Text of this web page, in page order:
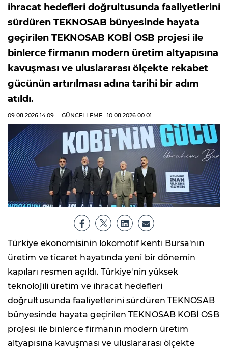
ihracat hedefleri doğrultusunda faaliyetlerini
sürdüren TEKNOSAB bünyesinde hayata
geçirilen TEKNOSAB KOBİ OSB projesi ile
binlerce firmanın modern üretim altyapısına
kavuşması ve uluslararası ölçekte rekabet
gücünün artırılması adına tarihi bir adım
atıldı.
09.08.2026 14:09 GÜNCELLEME : 10.08.2026 00:01
Türkiye ekonomisinin lokomotif kenti Bursa'nın
üretim ve ticaret hayatında yeni bir dönemin
kapıları resmen açıldı. Türkiye'nin yüksek
teknolojili üretim ve ihracat hedefleri
doğrultusunda faaliyetlerini sürdüren TEKNOSAB
bünyesinde hayata geçirilen TEKNOSAB KOBİ OSB
projesi ile binlerce firmanın modern üretim
altyapısına kavuşması ve uluslararası ölçekte